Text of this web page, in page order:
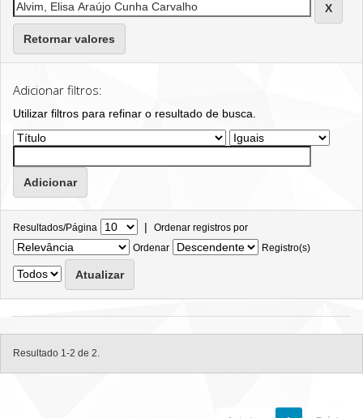
Retornar valores
Adicionar filtros:
Utilizar filtros para refinar o resultado de busca.
Resultados/Página | Ordenar registros por
Ordenar
Registro(s)
Resultado 1-2 de 2.